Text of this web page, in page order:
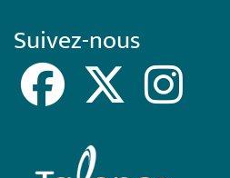
Suivez-nous